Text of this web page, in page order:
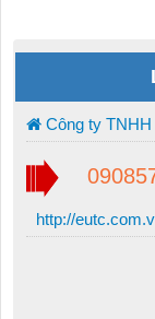
Công ty TNHH
http://